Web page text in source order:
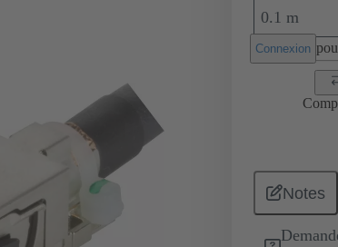
0.1 m
Connexion
Notes